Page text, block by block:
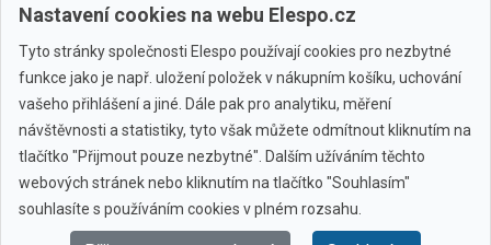
Zobrazit další
Všechny značky
Nastavení cookies na webu Elespo.cz
Tyto stránky společnosti Elespo používají cookies pro nezbytné
funkce jako je např. uložení položek v nákupním košíku, uchování
vašeho přihlášení a jiné. Dále pak pro analytiku, měření
návštěvnosti a statistiky, tyto však můžete odmítnout kliknutím na
tlačítko "Přijmout pouze nezbytné". Dalším užíváním těchto
webových stránek nebo kliknutím na tlačítko "Souhlasím"
souhlasíte s používáním cookies v plném rozsahu.